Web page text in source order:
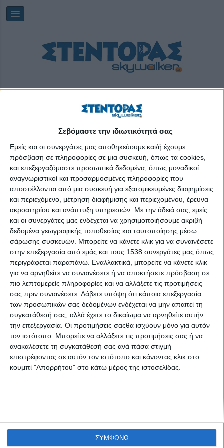
Σεβόμαστε την ιδιωτικότητά σας
Εμείς και οι συνεργάτες μας αποθηκεύουμε και/ή έχουμε
πρόσβαση σε πληροφορίες σε μια συσκευή, όπως τα cookies,
και επεξεργαζόμαστε προσωπικά δεδομένα, όπως μοναδικοί
αναγνωριστικοί και προσαρμοσμένες πληροφορίες που
αποστέλλονται από μια συσκευή για εξατομικευμένες διαφημίσεις
και περιεχόμενο, μέτρηση διαφήμισης και περιεχομένου, έρευνα
ακροατηρίου και ανάπτυξη υπηρεσιών. Με την άδειά σας, εμείς
και οι συνεργάτες μας ενδέχεται να χρησιμοποιήσουμε ακριβή
δεδομένα γεωγραφικής τοποθεσίας και ταυτοποίησης μέσω
σάρωσης συσκευών. Μπορείτε να κάνετε κλικ για να συναινέσετε
στην επεξεργασία από εμάς και τους 1538 συνεργάτες μας όπως
περιγράφεται παραπάνω. Εναλλακτικά, μπορείτε να κάνετε κλικ
για να αρνηθείτε να συναινέσετε ή να αποκτήσετε πρόσβαση σε
πιο λεπτομερείς πληροφορίες και να αλλάξετε τις προτιμήσεις
σας πριν συναινέσετε. Λάβετε υπόψη ότι κάποια επεξεργασία
των προσωπικών σας δεδομένων ενδέχεται να μην απαιτεί τη
συγκατάθεσή σας, αλλά έχετε το δικαίωμα να αρνηθείτε αυτήν
την επεξεργασία. Οι προτιμήσεις σαςθα ισχύουν μόνο για αυτόν
τον ιστότοπο. Μπορείτε να αλλάξετε τις προτιμήσεις σας ή να
ανακαλέσετε τη συγκατάθεσή σας ανά πάσα στιγμή
επιστρέφοντας σε αυτόν τον ιστότοπο και κάνοντας κλικ στο
κουμπί "Απορρήτου" στο κάτω μέρος της ιστοσελίδας.
ΣΥΜΦΩΝΩ
Saturday, 08/08/202617:20:49
δουλειές
Like like αρ.φύλλου 32
None feed
CONNECT